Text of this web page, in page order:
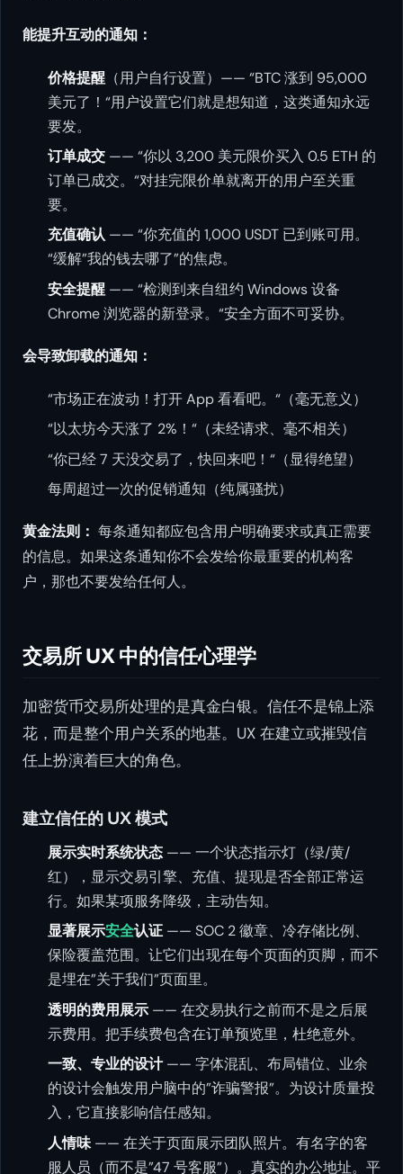
能提升互动的通知：
价格提醒 （用户自行设置）—— “BTC 涨到 95,000
美元了！“用户设置它们就是想知道，这类通知永远
要发。
订单成交 —— “你以 3,200 美元限价买入 0.5 ETH 的
订单已成交。“对挂完限价单就离开的用户至关重
要。
充值确认 —— “你充值的 1,000 USDT 已到账可用。
“缓解”我的钱去哪了”的焦虑。
安全提醒 —— “检测到来自纽约 Windows 设备
Chrome 浏览器的新登录。“安全方面不可妥协。
会导致卸载的通知：
“市场正在波动！打开 App 看看吧。“（毫无意义）
“以太坊今天涨了 2%！“（未经请求、毫不相关）
“你已经 7 天没交易了，快回来吧！“（显得绝望）
每周超过一次的促销通知（纯属骚扰）
黄金法则： 每条通知都应包含用户明确要求或真正需要
的信息。如果这条通知你不会发给你最重要的机构客
户，那也不要发给任何人。
交易所 UX 中的信任心理学
加密货币交易所处理的是真金白银。信任不是锦上添
花，而是整个用户关系的地基。UX 在建立或摧毁信
任上扮演着巨大的角色。
建立信任的 UX 模式
展示实时系统状态 —— 一个状态指示灯（绿/黄/
红），显示交易引擎、充值、提现是否全部正常运
行。如果某项服务降级，主动告知。
显著展示安全认证—— SOC 2 徽章、冷存储比例、
保险覆盖范围。让它们出现在每个页面的页脚，而不
是埋在”关于我们”页面里。
透明的费用展示 —— 在交易执行之前而不是之后展
示费用。把手续费包含在订单预览里，杜绝意外。
一致、专业的设计—— 字体混乱、布局错位、业余
的设计会触发用户脑中的”诈骗警报”。为设计质量投
入，它直接影响信任感知。
人情味—— 在关于页面展示团队照片。有名字的客
服人员（而不是”47 号客服”）。真实的办公地址。平